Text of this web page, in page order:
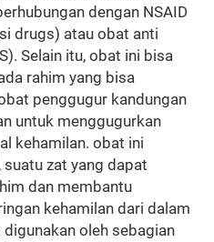
dengan NSAID
drugs) atau obat anti
Selain itu, obat ini bisa
rahim yang bisa
penggugur kandungan
untuk menggugurkan
kehamilan. obat ini
zat yang dapat
dan membantu
kehamilan dari dalam
oleh sebagian